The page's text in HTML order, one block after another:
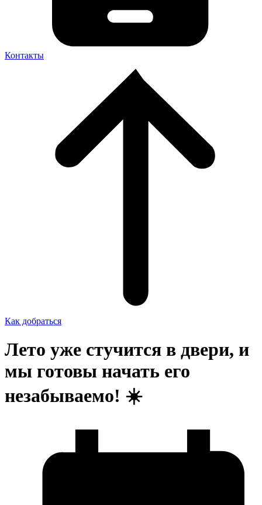
Контакты
Как добраться
Лето уже стучится в двери, и
мы готовы начать его
незабываемо! ☀️